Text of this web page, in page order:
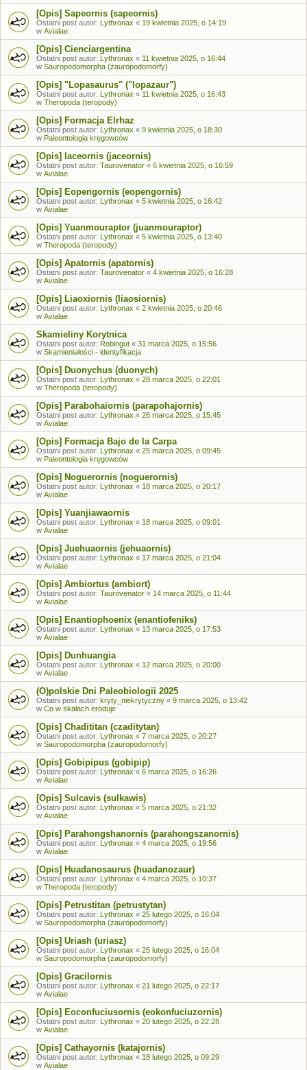
[Opis] Sapeornis (sapeornis)
Ostatni post autor: Lythronax « 19 kwietnia 2025, o 14:19
w Avialae
[Opis] Cienciargentina
Ostatni post autor: Lythronax « 11 kwietnia 2025, o 16:44
w Sauropodomorpha (zauropodomorfy)
[Opis] "Lopasaurus" ("lopazaur")
Ostatni post autor: Lythronax « 11 kwietnia 2025, o 16:43
w Theropoda (teropody)
[Opis] Formacja Elrhaz
Ostatni post autor: Lythronax « 9 kwietnia 2025, o 18:30
w Paleontologia kręgowców
[Opis] Iaceornis (jaceornis)
Ostatni post autor: Taurovenator « 6 kwietnia 2025, o 16:59
w Avialae
[Opis] Eopengornis (eopengornis)
Ostatni post autor: Lythronax « 5 kwietnia 2025, o 16:42
w Avialae
[Opis] Yuanmouraptor (juanmouraptor)
Ostatni post autor: Lythronax « 5 kwietnia 2025, o 13:40
w Theropoda (teropody)
[Opis] Apatornis (apatornis)
Ostatni post autor: Taurovenator « 4 kwietnia 2025, o 16:28
w Avialae
[Opis] Liaoxiornis (liaosiornis)
Ostatni post autor: Lythronax « 2 kwietnia 2025, o 20:46
w Avialae
Skamieliny Korytnica
Ostatni post autor: Robingut « 31 marca 2025, o 15:56
w Skamieniałości - identyfikacja
[Opis] Duonychus (duonych)
Ostatni post autor: Lythronax « 28 marca 2025, o 22:01
w Theropoda (teropody)
[Opis] Parabohaiornis (parapohajornis)
Ostatni post autor: Lythronax « 26 marca 2025, o 15:45
w Avialae
[Opis] Formacja Bajo de la Carpa
Ostatni post autor: Lythronax « 25 marca 2025, o 09:45
w Paleontologia kręgowców
[Opis] Noguerornis (noguerornis)
Ostatni post autor: Lythronax « 18 marca 2025, o 20:17
w Avialae
[Opis] Yuanjiawaornis
Ostatni post autor: Lythronax « 18 marca 2025, o 09:01
w Avialae
[Opis] Juehuaornis (jehuaornis)
Ostatni post autor: Lythronax « 17 marca 2025, o 21:04
w Avialae
[Opis] Ambiortus (ambiort)
Ostatni post autor: Taurovenator « 14 marca 2025, o 11:44
w Avialae
[Opis] Enantiophoenix (enantiofeniks)
Ostatni post autor: Lythronax « 13 marca 2025, o 17:53
w Avialae
[Opis] Dunhuangia
Ostatni post autor: Lythronax « 12 marca 2025, o 20:00
w Avialae
(O)polskie Dni Paleobiologii 2025
Ostatni post autor: kryty_niekrytyczny « 9 marca 2025, o 13:42
w Co w skałach eroduje
[Opis] Chadititan (czaditytan)
Ostatni post autor: Lythronax « 7 marca 2025, o 20:27
w Sauropodomorpha (zauropodomorfy)
[Opis] Gobipipus (gobipip)
Ostatni post autor: Lythronax « 6 marca 2025, o 16:26
w Avialae
[Opis] Sulcavis (sulkawis)
Ostatni post autor: Lythronax « 5 marca 2025, o 21:32
w Avialae
[Opis] Parahongshanornis (parahongszanornis)
Ostatni post autor: Lythronax « 4 marca 2025, o 19:56
w Avialae
[Opis] Huadanosaurus (huadanozaur)
Ostatni post autor: Lythronax « 4 marca 2025, o 10:37
w Theropoda (teropody)
[Opis] Petrustitan (petrustytan)
Ostatni post autor: Lythronax « 25 lutego 2025, o 16:04
w Sauropodomorpha (zauropodomorfy)
[Opis] Uriash (uriasz)
Ostatni post autor: Lythronax « 25 lutego 2025, o 16:04
w Sauropodomorpha (zauropodomorfy)
[Opis] Gracilornis
Ostatni post autor: Lythronax « 21 lutego 2025, o 22:17
w Avialae
[Opis] Eoconfuciusornis (eokonfuciuzornis)
Ostatni post autor: Lythronax « 20 lutego 2025, o 22:28
w Avialae
[Opis] Cathayornis (katajornis)
Ostatni post autor: Lythronax « 18 lutego 2025, o 09:29
w Avialae